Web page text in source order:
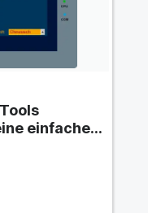
einfache